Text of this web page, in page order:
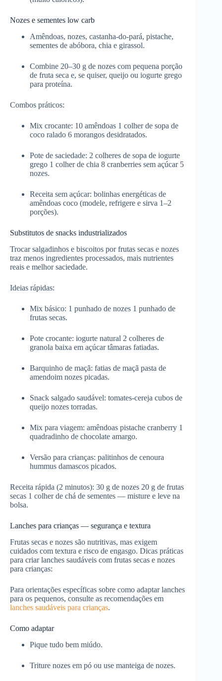
Nozes e sementes low carb
Amêndoas, nozes, castanha-do-pará, pistache,
sementes de abóbora, chia e girassol.
Combine 20–30 g de nozes com pequena porção
de fruta seca e, se quiser, queijo ou iogurte grego
para proteína.
Combos práticos:
Mix crocante: 10 amêndoas 1 colher de sopa de
coco ralado 6 morangos desidratados.
Pote de saciedade: 2 colheres de sopa de iogurte
grego 1 colher de chia 8 cranberries sem açúcar 5
nozes.
Receita sem açúcar: bolinhas energéticas de
amêndoas coco (modele, refrigere e sirva 1–2
porções).
Substitutos de snacks industrializados
Trocar salgadinhos e biscoitos por frutas secas e nozes
traz menos ingredientes processados, mais nutrientes
reais e melhor saciedade.
Ideias rápidas:
Mix básico: 1 punhado de nozes 1 punhado de
frutas secas.
Pote crocante: iogurte natural 2 colheres de
granola baixa em açúcar tâmaras fatiadas.
Barquinho de maçã: fatias de maçã pasta de
amendoim nozes picadas.
Snack salgado saudável: tomates-cereja cubos de
queijo nozes torradas.
Mix para viagem: amêndoas pistache cranberry 1
quadradinho de chocolate amargo.
Versão para crianças: palitinhos de cenoura
hummus damascos picados.
Receita rápida (2 minutos): 30 g de nozes 20 g de frutas
secas 1 colher de chá de sementes — misture e leve na
bolsa.
Lanches para crianças — segurança e textura
Frutas secas e nozes são nutritivas, mas exigem
cuidados com textura e risco de engasgo. Dicas práticas
para criar lanches saudáveis com frutas secas e nozes
para crianças:
Para orientações específicas sobre como adaptar lanches
para os pequenos, consulte as recomendações em
lanches saudáveis para crianças.
Como adaptar
Pique tudo bem miúdo.
Triture nozes em pó ou use manteiga de nozes.